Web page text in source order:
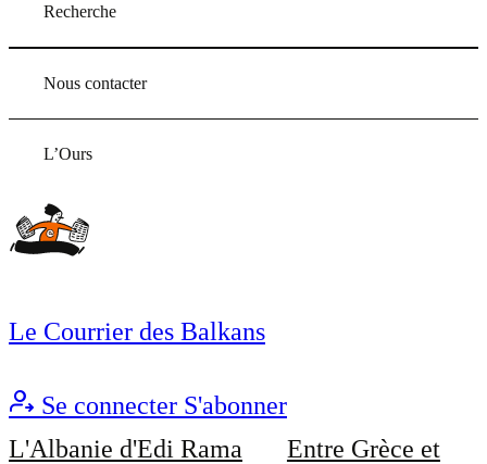
Recherche
Nous contacter
L’Ours
Le Courrier des Balkans
Se connecter S'abonner
L'Albanie d'Edi Rama
Entre Grèce et